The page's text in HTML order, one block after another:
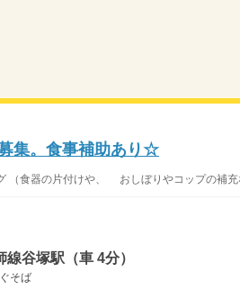
集。食事補助あり☆
（食器の片付けや、 おしぼりやコップの補
谷塚駅（車 4分）
そば